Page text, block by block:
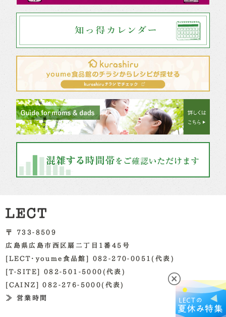
〒 733-8509
広島県広島市西区扇二丁目1番45号
[LECT・youme食品館] 082-270-0051(代表)
[T-SITE] 082-501-5000(代表)
[CAINZ] 082-276-5000(代表)
≫ 営業時間